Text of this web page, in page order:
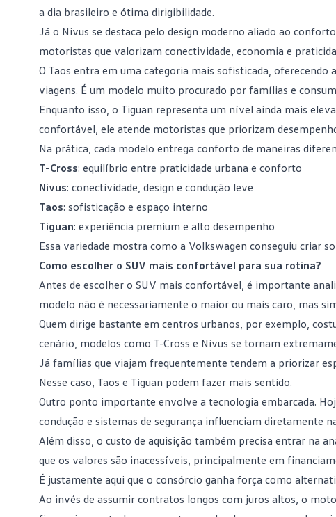
a dia brasileiro e ótima dirigibilidade.
Já o Nivus se destaca pelo design moderno aliado ao
motoristas que valorizam conectividade, economia e
O Taos entra em uma categoria mais sofisticada,
viagens. É um modelo muito procurado por famílias e
Enquanto isso, o Tiguan representa um nível ainda mais
confortável, ele atende motoristas que priorizam
Na prática, cada modelo entrega conforto de maneiras
T-Cross: equilíbrio entre praticidade urbana e conforto
Nivus: conectividade, design e condução leve
Taos: sofisticação e espaço interno
Tiguan: experiência premium e alto desempenho
Essa variedade mostra como a Volkswagen conseguiu criar
Como escolher o SUV mais confortável para sua rotina?
Antes de escolher o SUV mais confortável, é importante
modelo não é necessariamente o maior ou mais caro, mas
Quem dirige bastante em centros urbanos, por exemplo,
cenário, modelos como T-Cross e Nivus se tornam
Já famílias que viajam frequentemente tendem a priorizar
Nesse caso, Taos e Tiguan podem fazer mais sentido.
Outro ponto importante envolve a tecnologia embarcada.
condução e sistemas de segurança influenciam diretamente
Além disso, o custo de aquisição também precisa entrar na
que os valores são inacessíveis, principalmente em
É justamente aqui que o consórcio ganha força como
Ao invés de assumir contratos longos com juros altos, o